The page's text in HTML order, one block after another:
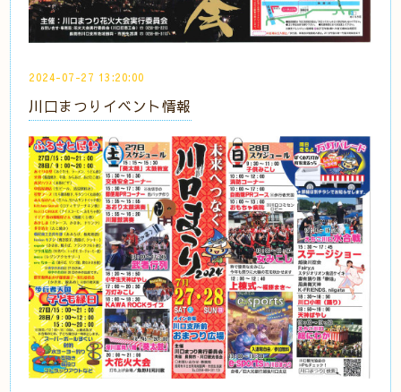
2024-07-27 13:20:00
川口まつりイベント情報